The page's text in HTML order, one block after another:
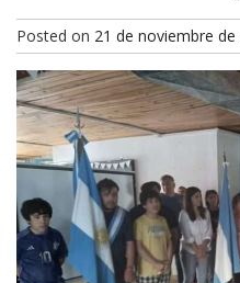
Posted on 21 de noviembre de